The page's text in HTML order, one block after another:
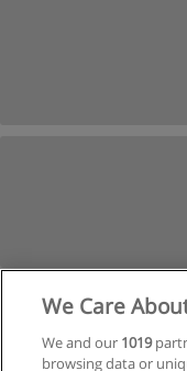
We Care
We and our 1019
browsing data or